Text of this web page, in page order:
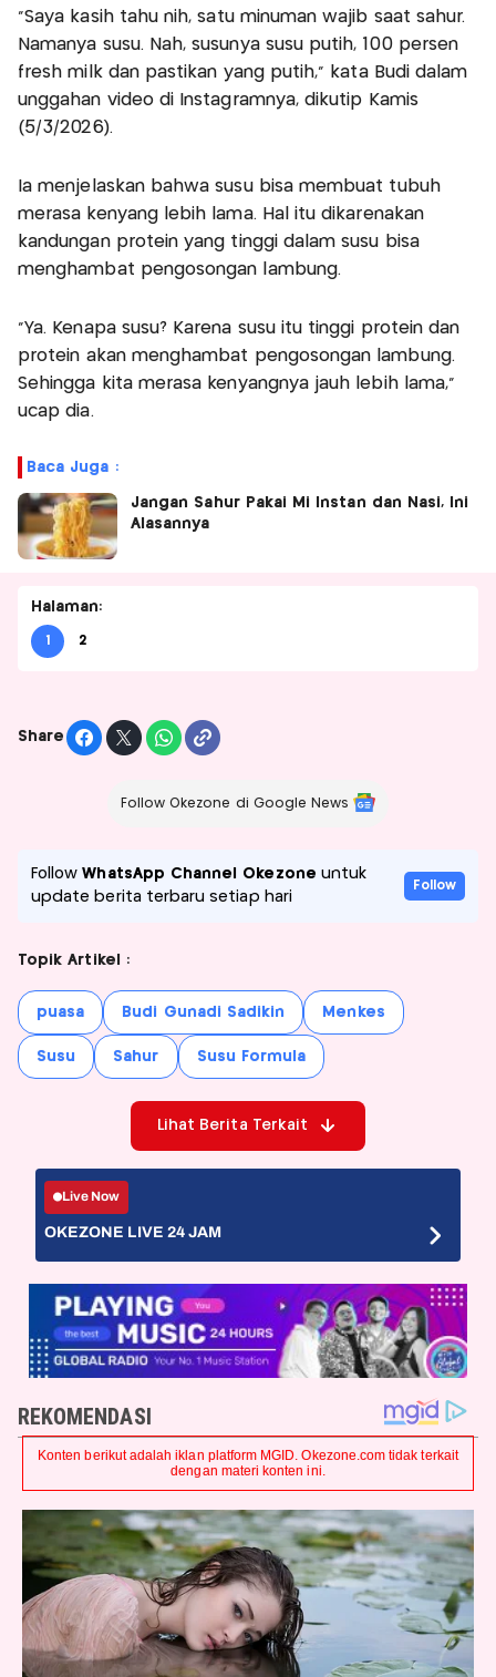
“Saya kasih tahu nih, satu minuman wajib saat sahur.
Namanya susu. Nah, susunya susu putih, 100 persen
fresh milk dan pastikan yang putih,” kata Budi dalam
unggahan video di Instagramnya, dikutip Kamis
(5/3/2026).
Ia menjelaskan bahwa susu bisa membuat tubuh
merasa kenyang lebih lama. Hal itu dikarenakan
kandungan protein yang tinggi dalam susu bisa
menghambat pengosongan lambung.
“Ya. Kenapa susu? Karena susu itu tinggi protein dan
protein akan menghambat pengosongan lambung.
Sehingga kita merasa kenyangnya jauh lebih lama,”
ucap dia.
Baca Juga :
Jangan Sahur Pakai Mi Instan dan Nasi, Ini
Alasannya
Halaman:
1 2
Share
Follow Okezone di Google News
FollowWhatsApp Channel Okezone untuk
update berita terbaru setiap hari
Follow
Topik Artikel :
puasa Budi Gunadi Sadikin Menkes
Susu Sahur Susu Formula
Lihat Berita Terkait
Live Now
OKEZONE LIVE 24 JAM